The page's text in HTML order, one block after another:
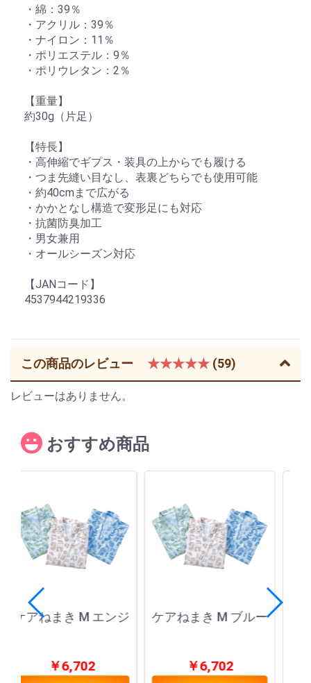
・綿：39％
・アクリル：39％
・ナイロン：11％
・ポリエステル：9％
・ポリウレタン：2％
【重量】
約30g（片足）
【特長】
・高伸縮でギプス・装具の上からでも履ける
・つま先縫い目なし、表裏どちらでも使用可能
・約40cmまで広がる
・かかとなし構造で変形足にも対応
・抗菌防臭加工
・男女兼用
・オールシーズン対応
【JANコード】
4537944219336
この商品のレビュー ★★★★★ (59)
レビューはありません。
おすすめ商品
ケアねまき M ブルー
￥6,702
ケアねまき M エンジ
￥6,702